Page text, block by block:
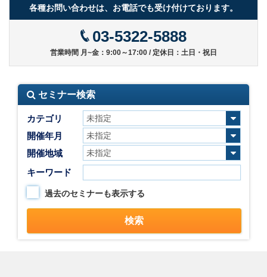
各種お問い合わせは、お電話でも受け付けております。
03-5322-5888
営業時間 月~金：9:00～17:00 / 定休日：土日・祝日
セミナー検索
カテゴリ
開催年月
開催地域
キーワード
過去のセミナーも表示する